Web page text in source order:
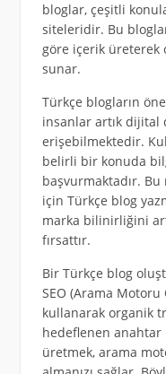
bloglar, çeşitli
siteleridir. Bu
göre içerik
sunar.
Türkçe blogların
insanlar artık dijital
erişebilmektedir.
belirli bir konuda
başvurmaktadır.
için Türkçe blog
marka bilinirliğini
fırsattır.
Bir Türkçe blog
SEO (Arama
kullanarak organik
hedeflenen
üretmek, arama